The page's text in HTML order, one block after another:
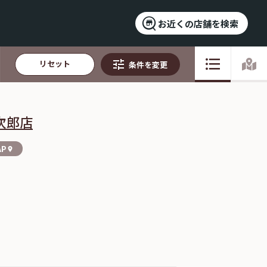
お近くの店舗を検索
リセット 条件を変更
郎店
location_on